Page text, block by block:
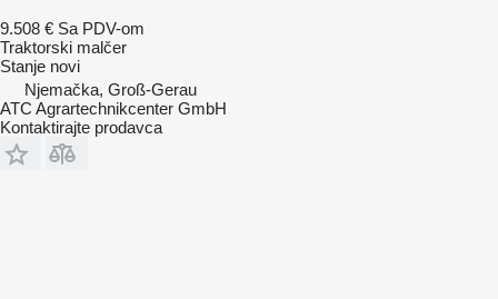
9.508 € Sa PDV-om
Traktorski malčer
Stanje novi
Njemačka, Groß-Gerau
ATC Agrartechnikcenter GmbH
Kontaktirajte prodavca